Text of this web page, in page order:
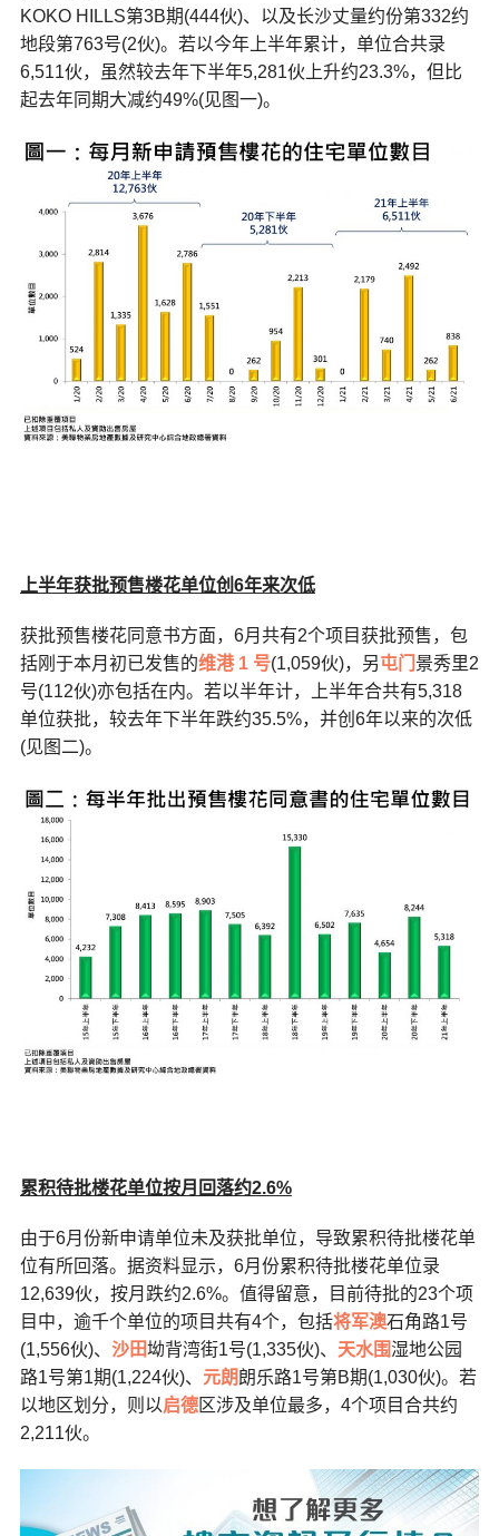
KOKO HILLS第3B期(444伙)、以及长沙丈量约份第332约
地段第763号(2伙)。若以今年上半年累计，单位合共录
6,511伙，虽然较去年下半年5,281伙上升约23.3%，但比
起去年同期大减约49%(见图一)。
上半年获批预售楼花单位创 6年来次低
获批预售楼花同意书方面，6月共有2个项目获批预售，包
括刚于本月初已发售的维港 1 号(1,059伙)，另屯门 景秀里2
号(112伙)亦包括在内。若以半年计，上半年合共有5,318
单位获批，较去年下半年跌约35.5%，并创6年以来的次低
(见图二)。
累积待批楼花单位按月回落约2.6%
由于6月份新申请单位未及获批单位，导致累积待批楼花单
位有所回落。据资料显示，6月份累积待批楼花单位录
12,639伙，按月跌约2.6%。值得留意，目前待批的23个项
目中，逾千个单位的项目共有4个，包括将军澳石角路1号
(1,556伙)、 沙田坳背湾街1号(1,335伙)、 天水围湿地公园
路1号第1期(1,224伙)、 元朗 朗乐路1号第B期(1,030伙)。若
以地区划分，则以启德区涉及单位最多，4个项目合共约
2,211伙。